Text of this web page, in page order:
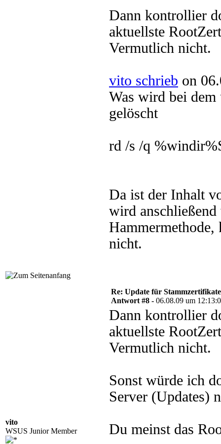
Dann kontrollier
aktuellste
Vermutlich nicht.
vito schrieb on
Was wird bei
gelöscht
rd /s /q
Da ist der Inhalt
wird
Hammermethode,
nicht.
vito
WSUS Junior Member
Re: Update für
Antwort #8 - 06.08.09 um
Dann kontrollier
aktuellste
Vermutlich nicht.
Sonst würde ich
Server (Updates)
Du meinst das